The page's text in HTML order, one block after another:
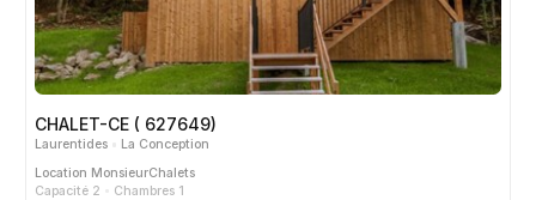
CHALET-CE ( 627649)
Laurentides
La Conception
Location MonsieurChalets
Capacité 2
Chambres 1